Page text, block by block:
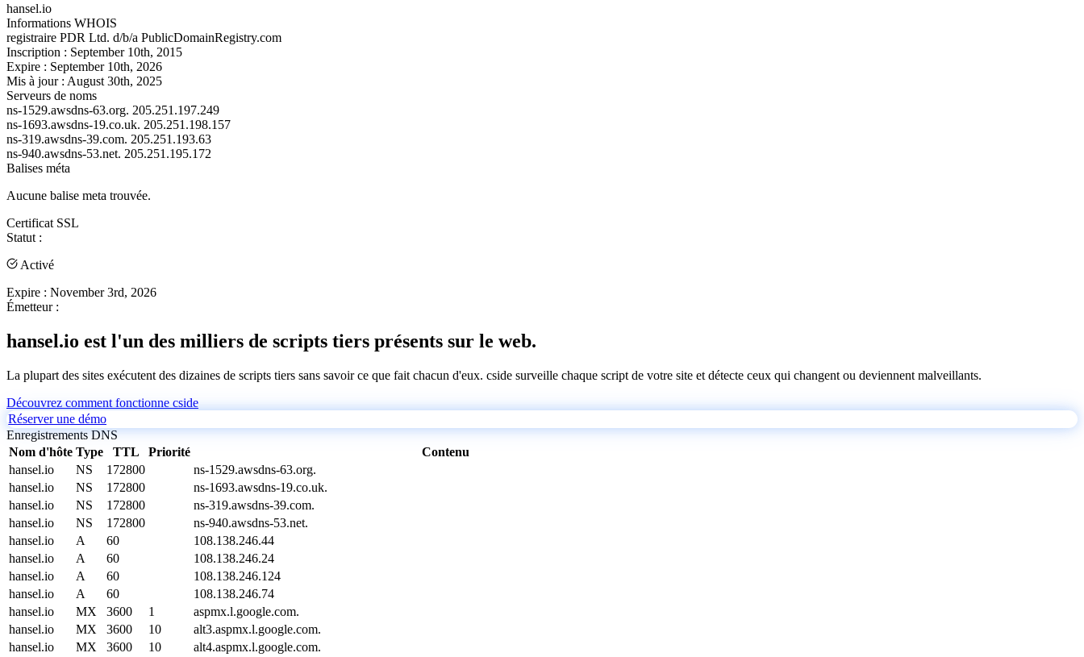
hansel.io
Informations WHOIS
registraire PDR Ltd. d/b/a PublicDomainRegistry.com
Inscription : September 10th, 2015
Expire : September 10th, 2026
Mis à jour : August 30th, 2025
Serveurs de noms
ns-1529.awsdns-63.org. 205.251.197.249
ns-1693.awsdns-19.co.uk. 205.251.198.157
ns-319.awsdns-39.com. 205.251.193.63
ns-940.awsdns-53.net. 205.251.195.172
Balises méta
Aucune balise meta trouvée.
Certificat SSL
Statut :
Activé
Expire : November 3rd, 2026
Émetteur :
hansel.io est l'un des milliers de scripts tiers présents sur le web.
La plupart des sites exécutent des dizaines de scripts tiers sans savoir ce que fait chacun d'eux. cside surveille chaque script de votre site et détecte ceux qui changent ou deviennent malveillants.
Découvrez comment fonctionne cside
Réserver une démo
Enregistrements DNS
Nom d'hôte Type TTL Priorité
Contenu
hansel.io
NS 172800
ns-1529.awsdns-63.org.
hansel.io
NS 172800
ns-1693.awsdns-19.co.uk.
hansel.io
NS 172800
ns-319.awsdns-39.com.
hansel.io
NS 172800
ns-940.awsdns-53.net.
hansel.io
A 60
108.138.246.44
hansel.io
A 60
108.138.246.24
hansel.io
A 60
108.138.246.124
hansel.io
A 60
108.138.246.74
hansel.io
MX 3600 1
aspmx.l.google.com.
hansel.io
MX 3600 10
alt3.aspmx.l.google.com.
hansel.io
MX 3600 10
alt4.aspmx.l.google.com.